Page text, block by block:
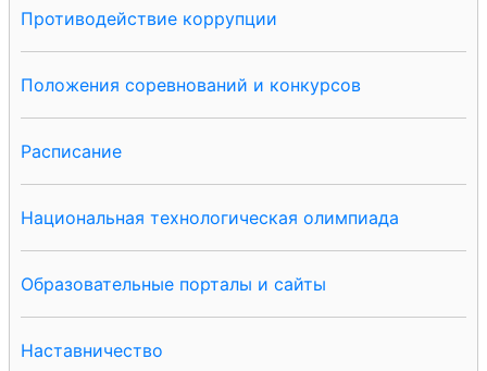
Противодействие коррупции
Положения соревнований и конкурсов
Расписание
Национальная технологическая олимпиада
Образовательные порталы и сайты
Наставничество